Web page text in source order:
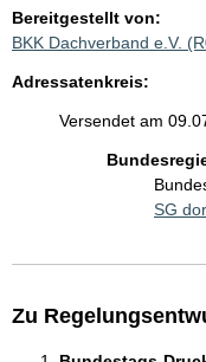
Bereitgestellt von:
BKK Dachverband e.V.
Adressatenkreis:
Versendet am
SG
Zu